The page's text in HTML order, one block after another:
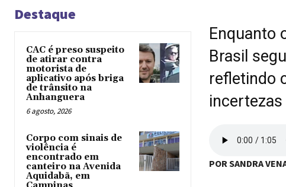
Destaque
CAC é preso suspeito
de atirar contra
motorista de
aplicativo após briga
de trânsito na
Anhanguera
6 agosto, 2026
Corpo com sinais de
violência é
encontrado em
canteiro na Avenida
Aquidabã, em
Enquanto
Brasil
refletindo
POR SANDRA